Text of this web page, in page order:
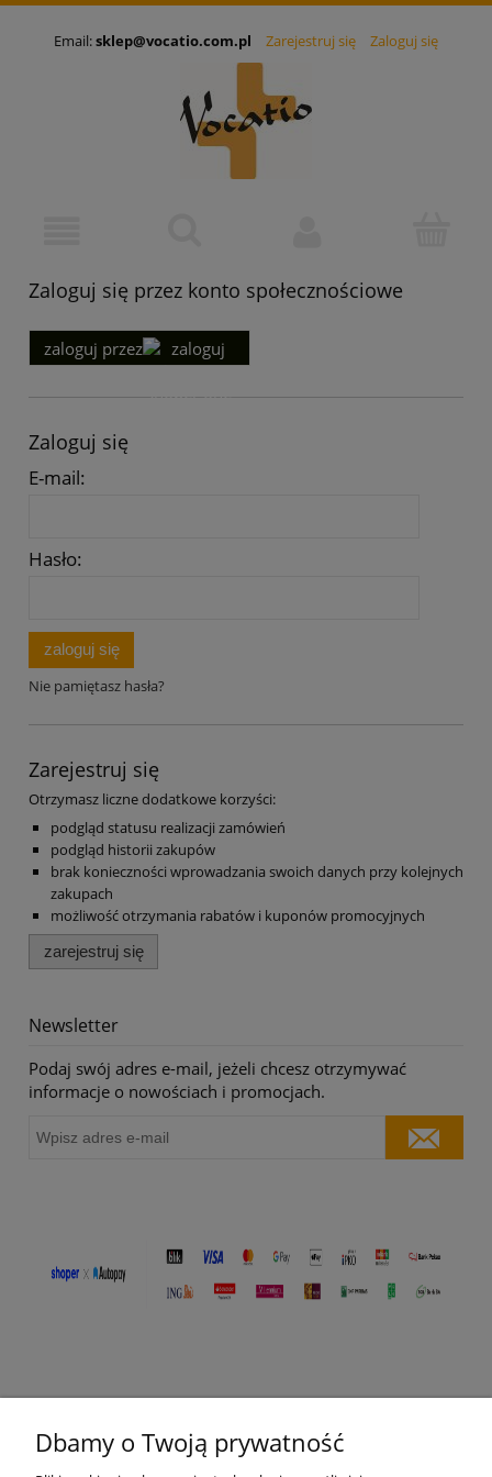
Email:sklep@vocatio.com.pl Zarejestruj się Zaloguj się
Zaloguj się przez konto społecznościowe
zaloguj przez
Zaloguj się
E-mail:
Hasło:
zaloguj się
Nie pamiętasz hasła?
Zarejestruj się
Otrzymasz liczne dodatkowe korzyści:
podgląd statusu realizacji zamówień
podgląd historii zakupów
brak konieczności wprowadzania swoich danych przy kolejnych
zakupach
możliwość otrzymania rabatów i kuponów promocyjnych
zarejestruj się
Newsletter
Podaj swój adres e-mail, jeżeli chcesz otrzymywać
informacje o nowościach i promocjach.
Dbamy o Twoją prywatność